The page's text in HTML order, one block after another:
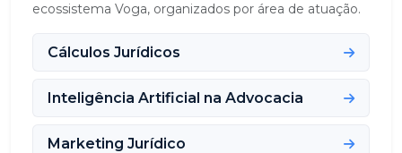
ecossistema Voga, organizados por área de atuação.
Cálculos Jurídicos
Inteligência Artificial na Advocacia
Marketing Jurídico